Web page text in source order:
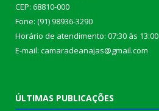
CEP: 68810-000
Fone: (91) 98936-3290
Horário de atendimento: 07:30 às 13:00
E-mail: camaradeanajas@gmail.com
ÚLTIMAS PUBLICAÇÕES